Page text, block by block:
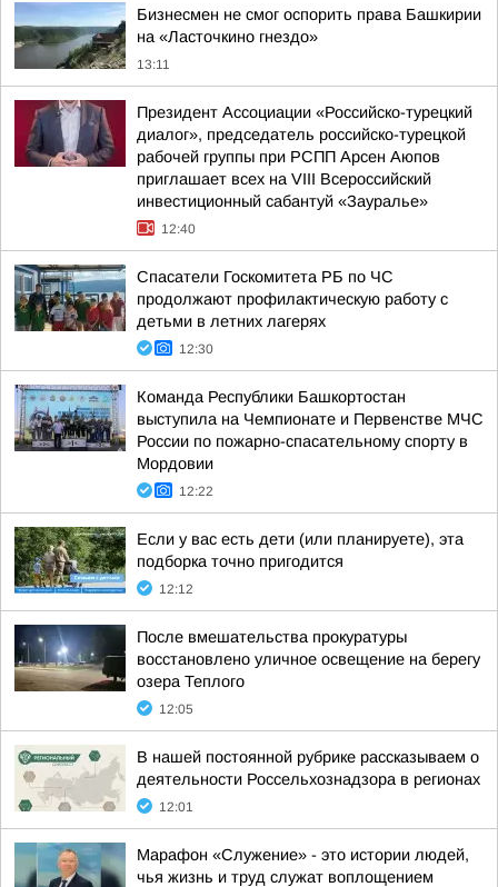
Бизнесмен не смог оспорить права Башкирии
на «Ласточкино гнездо»
13:11
Президент Ассоциации «Российско-турецкий
диалог», председатель российско-турецкой
рабочей группы при РСПП Арсен Аюпов
приглашает всех на VIII Всероссийский
инвестиционный сабантуй «Зауралье»
12:40
Спасатели Госкомитета РБ по ЧС
продолжают профилактическую работу с
детьми в летних лагерях
12:30
Команда Республики Башкортостан
выступила на Чемпионате и Первенстве МЧС
России по пожарно-спасательному спорту в
Мордовии
12:22
Если у вас есть дети (или планируете), эта
подборка точно пригодится
12:12
После вмешательства прокуратуры
восстановлено уличное освещение на берегу
озера Теплого
12:05
В нашей постоянной рубрике рассказываем о
деятельности Россельхознадзора в регионах
12:01
Марафон «Служение» - это истории людей,
чья жизнь и труд служат воплощением